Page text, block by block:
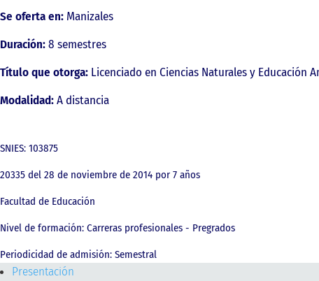
Se oferta en: Manizales
Duración:8 semestres
Título que otorga: Licenciado en Ciencias Naturales y Educación
Modalidad:A distancia
SNIES: 103875
20335 del 28 de noviembre de 2014 por 7 años
Facultad de Educación
Nivel de formación: Carreras profesionales - Pregrados
Periodicidad de admisión: Semestral
Presentación